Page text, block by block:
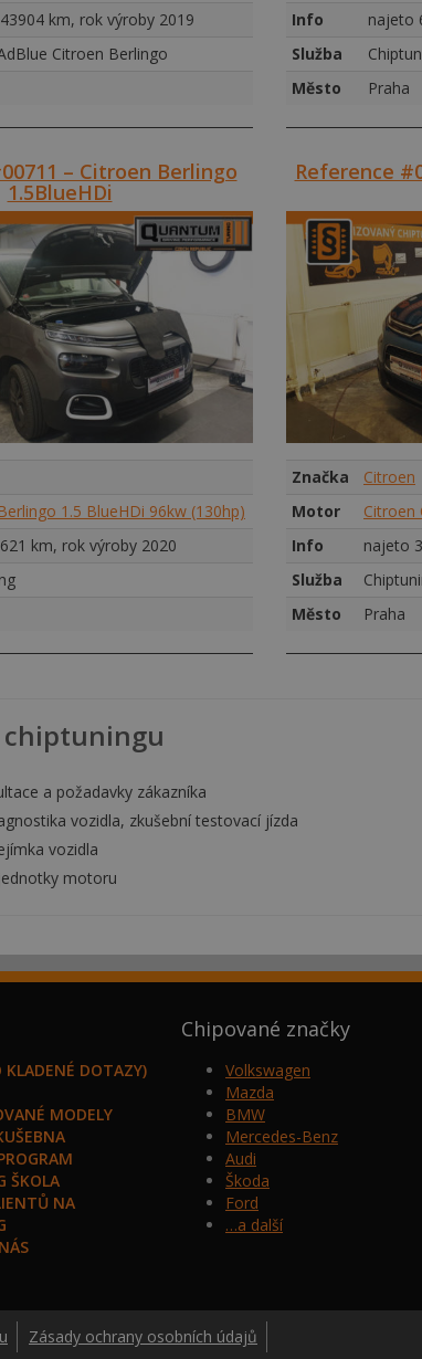
km, rok výroby 2019
Citroen Berlingo
Info
najeto
Služba
Město
Praha
– Citroen Berlingo
1.5BlueHDi
1.5 BlueHDi 96kw (130hp)
km, rok výroby 2020
Reference
Značka
Citroen
Motor
Citroen
Info
najeto
Služba
Město
Praha
chiptuningu
a požadavky zákazníka
vozidla, zkušební testovací jízda
vozidla
motoru
KLADENÉ DOTAZY)
MODELY
ŠKOLA
NA
Chipované značky
Volkswagen
Mazda
BMW
Mercedes-Benz
Audi
Škoda
Ford
…a další
Zásady ochrany osobních údajů